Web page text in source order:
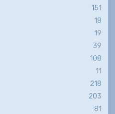
151
18
19
39
108
11
218
203
81